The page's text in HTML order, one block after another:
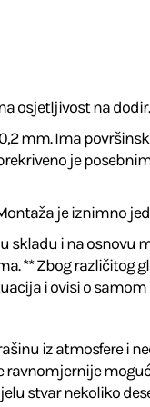
osjetljivost na dodir.
mm. Ima
je
je iznimno
i na osnovu
** Zbog različitog
i ovisi o samom
iz atmosfere i
stvar nekoliko